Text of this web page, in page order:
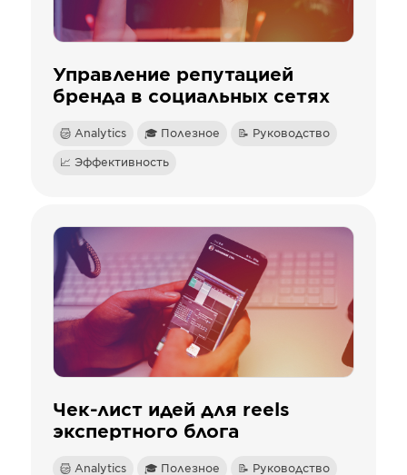
Управление репутацией
бренда в социальных сетях
Analytics 🎓 Полезное 📝 Руководство
📈 Эффективность
Чек-лист идей для reels
экспертного блога
Analytics 🎓 Полезное 📝 Руководство